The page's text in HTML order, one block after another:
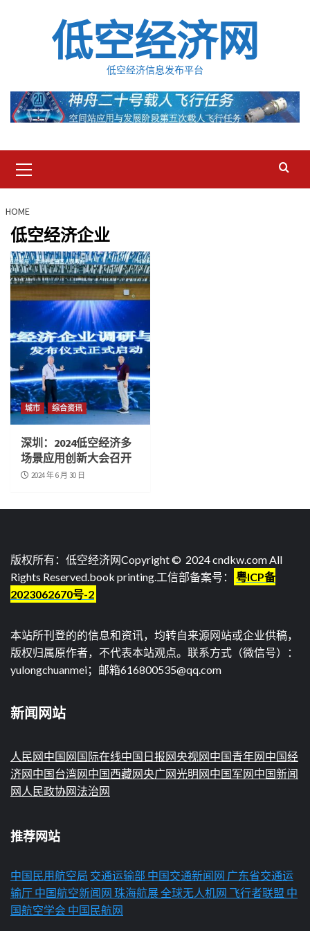
低空经济网
低空经济信息发布平台
Menu
HOME
低空经济企业
城市 综合资讯
深圳：2024低空经济多
场景应用创新大会召开
2024 年 6 月 30 日
版权所有：低空经济网Copyright © 2024 cndkw.com All
Rights Reserved.book printing.工信部备案号：
粤ICP备
2023062670号-2
本站所刊登的的信息和资讯，均转自来源网站或企业供稿，
版权归属原作者，不代表本站观点。联系方式（微信号）：
yulongchuanmei；邮箱616800535@qq.com
新闻网站
人民网中国网 国际在线中国日报网央视网中国青年网中国经
济网中国台湾网中国西藏网央广网光明网中国军网中国新闻
网 人民政协网法治网
推荐网站
中国民用航空局 交通运输部 中国交通新闻网 广东省交通运
输厅 中国航空新闻网 珠海航展全球无人机网 飞行者联盟 中
国航空学会 中国民航网